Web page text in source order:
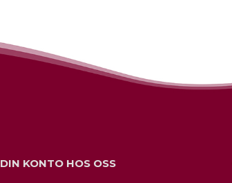
DIN KONTO HOS OSS